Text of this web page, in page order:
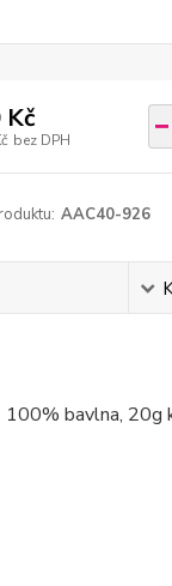
Kč
bez DPH
AAC40-926
100% bavlna,